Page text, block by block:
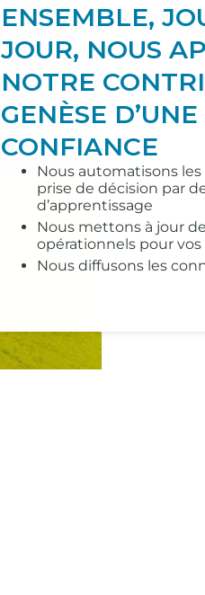
ENSEMBLE,
JOUR, NOUS
NOTRE
GENÈSE
CONFIANCE
Nous automatisons les
prise de décision par
d’apprentissage
Nous mettons à jour
opérationnels pour
Nous diffusons les